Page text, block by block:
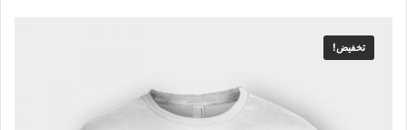
تخفيض!